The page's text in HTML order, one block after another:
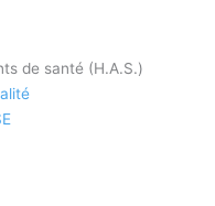
de santé (H.A.S.)